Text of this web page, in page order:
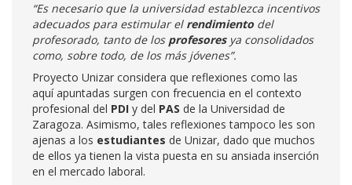
“Es necesario que la universidad establezca incentivos
adecuados para estimular el rendimiento del
profesorado, tanto de los profesoresya consolidados
como, sobre todo, de los más jóvenes”.
Proyecto Unizar considera que reflexiones como las
aquí apuntadas surgen con frecuencia en el contexto
profesional del PDI y del PAS de la Universidad de
Zaragoza. Asimismo, tales reflexiones tampoco les son
ajenas a los estudiantes de Unizar, dado que muchos
de ellos ya tienen la vista puesta en su ansiada inserción
en el mercado laboral.